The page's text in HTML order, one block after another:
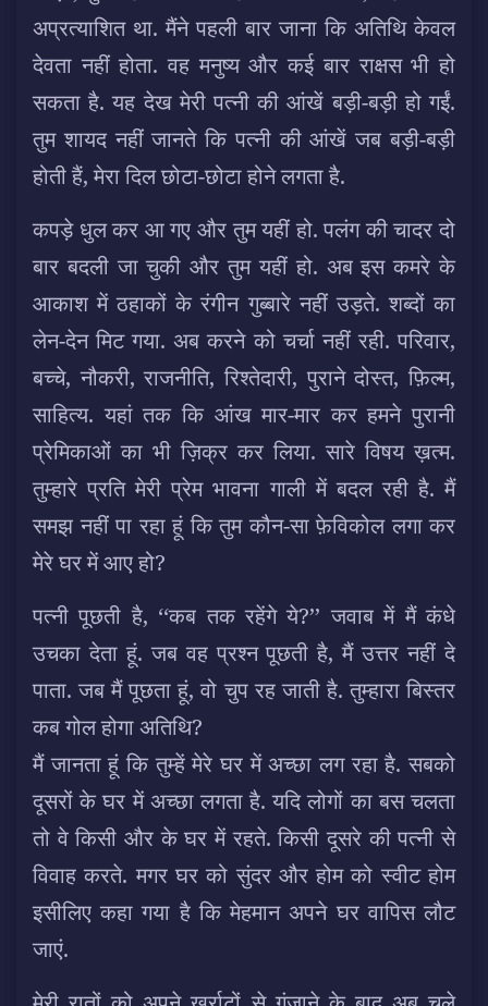
अप्रत्याशित था. मैंने पहली बार जाना कि अतिथि केवल
देवता नहीं होता. वह मनुष्य और कई बार राक्षस भी हो
सकता है. यह देख मेरी पत्नी की आंखें बड़ी-बड़ी हो गईं.
तुम शायद नहीं जानते कि पत्नी की आंखें जब बड़ी-बड़ी
होती हैं, मेरा दिल छोटा-छोटा होने लगता है.
कपड़े धुल कर आ गए और तुम यहीं हो. पलंग की चादर दो
बार बदली जा चुकी और तुम यहीं हो. अब इस कमरे के
आकाश में ठहाकों के रंगीन गुब्बारे नहीं उड़ते. शब्दों का
लेन-देन मिट गया. अब करने को चर्चा नहीं रही. परिवार,
बच्चे, नौकरी, राजनीति, रिश्तेदारी, पुराने दोस्त, फ़िल्म,
साहित्य. यहां तक कि आंख मार-मार कर हमने पुरानी
प्रेमिकाओं का भी ज़िक्र कर लिया. सारे विषय ख़त्म.
तुम्हारे प्रति मेरी प्रेम भावना गाली में बदल रही है. मैं
समझ नहीं पा रहा हूं कि तुम कौन-सा फ़ेविकोल लगा कर
मेरे घर में आए हो?
पत्नी पूछती है, ‘‘कब तक रहेंगे ये?’’ जवाब में मैं कंधे
उचका देता हूं. जब वह प्रश्न पूछती है, मैं उत्तर नहीं दे
पाता. जब मैं पूछता हूं, वो चुप रह जाती है. तुम्हारा बिस्तर
कब गोल होगा अतिथि?
मैं जानता हूं कि तुम्हें मेरे घर में अच्छा लग रहा है. सबको
दूसरों के घर में अच्छा लगता है. यदि लोगों का बस चलता
तो वे किसी और के घर में रहते. किसी दूसरे की पत्नी से
विवाह करते. मगर घर को सुंदर और होम को स्वीट होम
इसीलिए कहा गया है कि मेहमान अपने घर वापिस लौट
जाएं.